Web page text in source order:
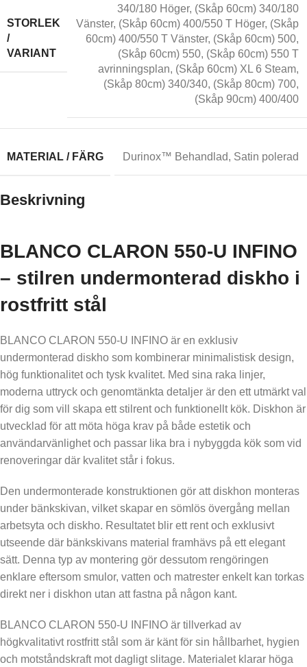
STORLEK
/
VARIANT
340/180 Höger, (Skåp 60cm) 340/180
Vänster, (Skåp 60cm) 400/550 T Höger, (Skåp
60cm) 400/550 T Vänster, (Skåp 60cm) 500,
(Skåp 60cm) 550, (Skåp 60cm) 550 T
avrinningsplan, (Skåp 60cm) XL 6 Steam,
(Skåp 80cm) 340/340, (Skåp 80cm) 700,
(Skåp 90cm) 400/400
MATERIAL / FÄRG Durinox™ Behandlad, Satin polerad
Beskrivning
BLANCO CLARON 550-U INFINO
– stilren undermonterad diskho i
rostfritt stål
BLANCO CLARON 550-U INFINO är en exklusiv
undermonterad diskho som kombinerar minimalistisk design,
hög funktionalitet och tysk kvalitet. Med sina raka linjer,
moderna uttryck och genomtänkta detaljer är den ett utmärkt val
för dig som vill skapa ett stilrent och funktionellt kök. Diskhon är
utvecklad för att möta höga krav på både estetik och
användarvänlighet och passar lika bra i nybyggda kök som vid
renoveringar där kvalitet står i fokus.
Den undermonterade konstruktionen gör att diskhon monteras
under bänkskivan, vilket skapar en sömlös övergång mellan
arbetsyta och diskho. Resultatet blir ett rent och exklusivt
utseende där bänkskivans material framhävs på ett elegant
sätt. Denna typ av montering gör dessutom rengöringen
enklare eftersom smulor, vatten och matrester enkelt kan torkas
direkt ner i diskhon utan att fastna på någon kant.
BLANCO CLARON 550-U INFINO är tillverkad av
högkvalitativt rostfritt stål som är känt för sin hållbarhet, hygien
och motståndskraft mot dagligt slitage. Materialet klarar höga